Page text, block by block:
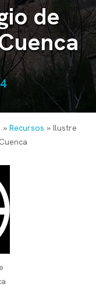
de
» Recursos » Ilustre